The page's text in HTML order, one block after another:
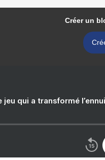
Créer un
jeu qui a transformé